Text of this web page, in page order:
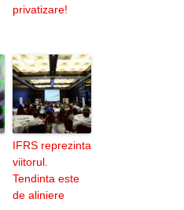
privatizare!
IFRS reprezinta
viitorul.
Tendinta este
de aliniere